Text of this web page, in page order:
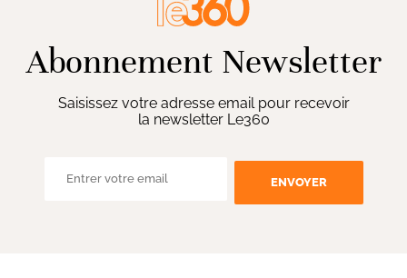
Abonnement Newsletter
Saisissez votre adresse email pour recevoir
la newsletter Le360
ENVOYER